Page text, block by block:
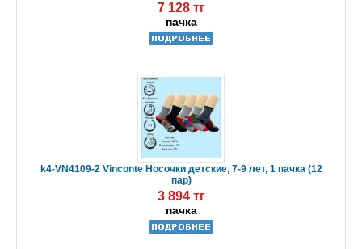
7 128 тг
пачка
k4-VN4109-2 Vinconte Носочки детские, 7-9 лет, 1 пачка (12
пар)
3 894 тг
пачка